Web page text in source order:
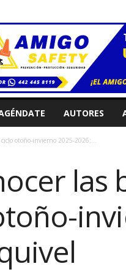
AUTORES
ciclo otoño-invierno 2025-2026:...